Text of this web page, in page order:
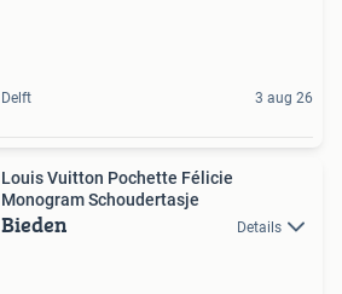
Delft 3 aug 26
Louis Vuitton Pochette Félicie
Monogram Schoudertasje
Bieden Details